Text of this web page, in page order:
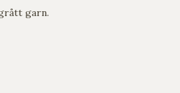
garn.